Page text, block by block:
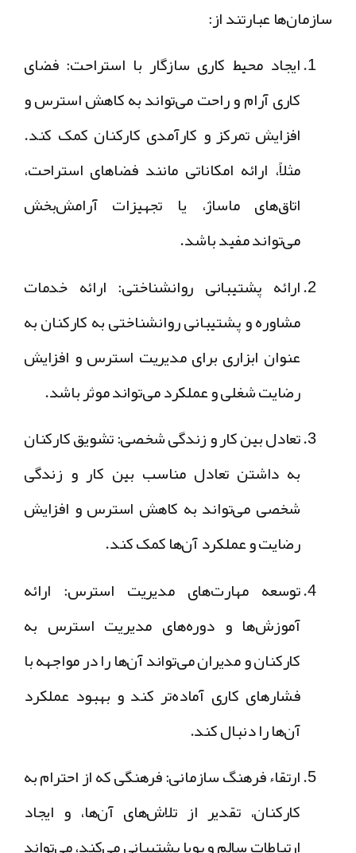
سازمان‌ها عبارتند از:
ایجاد محیط کاری سازگار با استراحت: فضای
کاری آرام و راحت می‌تواند به کاهش استرس و
افزایش تمرکز و کارآمدی کارکنان کمک کند.
مثلاً، ارائه امکاناتی مانند فضاهای استراحت،
اتاق‌های ماساژ، یا تجهیزات آرامش‌بخش
می‌تواند مفید باشد.
ارائه پشتیبانی روانشناختی: ارائه خدمات
مشاوره و پشتیبانی روانشناختی به کارکنان به
عنوان ابزاری برای مدیریت استرس و افزایش
رضایت شغلی و عملکرد می‌تواند موثر باشد.
تعادل بین کار و زندگی شخصی: تشویق کارکنان
به داشتن تعادل مناسب بین کار و زندگی
شخصی می‌تواند به کاهش استرس و افزایش
رضایت و عملکرد آن‌ها کمک کند.
توسعه مهارت‌های مدیریت استرس: ارائه
آموزش‌ها و دوره‌های مدیریت استرس به
کارکنان و مدیران می‌تواند آن‌ها را در مواجهه با
فشارهای کاری آماده‌تر کند و بهبود عملکرد
آن‌ها را دنبال کند.
ارتقاء فرهنگ سازمانی: فرهنگی که از احترام به
کارکنان، تقدیر از تلاش‌های آن‌ها، و ایجاد
ارتباطات سالم و پویا پشتیبانی می‌کند، می‌تواند